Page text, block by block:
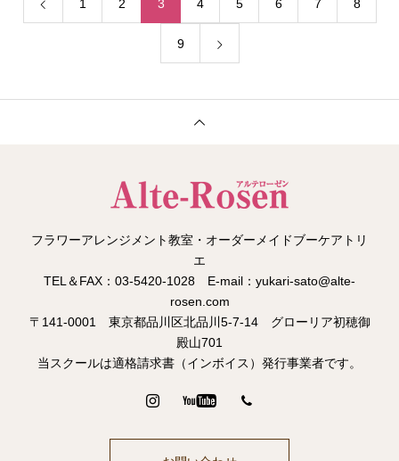
1 2 3 4 5 6 7 8
9
フラワーアレンジメント教室・オーダーメイドブーケアトリ
エ
TEL＆FAX：03-5420-1028 E-mail：yukari-sato@alte-
rosen.com
〒141-0001 東京都品川区北品川5-7-14 グローリア初穂御
殿山701
当スクールは適格請求書（インボイス）発行事業者です。